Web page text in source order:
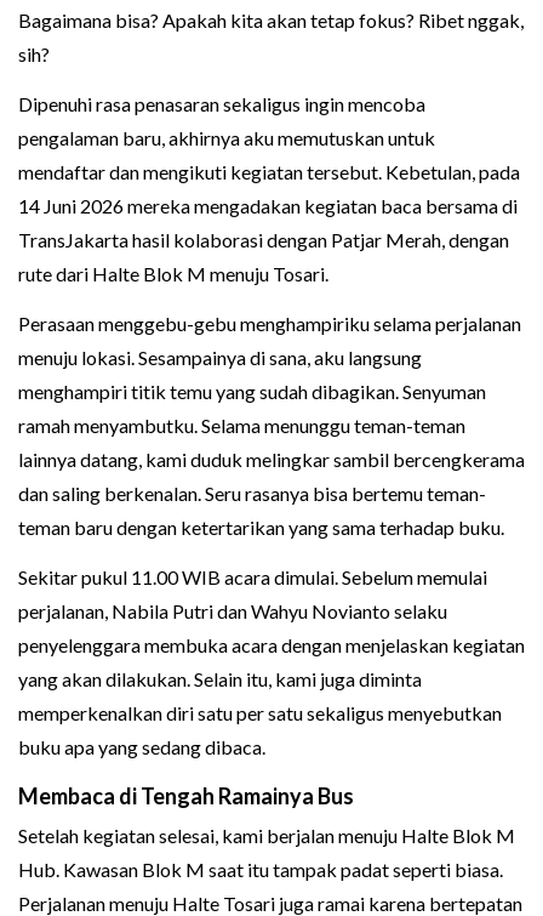
Bagaimana bisa? Apakah kita akan tetap fokus? Ribet nggak,
sih?
Dipenuhi rasa penasaran sekaligus ingin mencoba
pengalaman baru, akhirnya aku memutuskan untuk
mendaftar dan mengikuti kegiatan tersebut. Kebetulan, pada
14 Juni 2026 mereka mengadakan kegiatan baca bersama di
TransJakarta hasil kolaborasi dengan Patjar Merah, dengan
rute dari Halte Blok M menuju Tosari.
Perasaan menggebu-gebu menghampiriku selama perjalanan
menuju lokasi. Sesampainya di sana, aku langsung
menghampiri titik temu yang sudah dibagikan. Senyuman
ramah menyambutku. Selama menunggu teman-teman
lainnya datang, kami duduk melingkar sambil bercengkerama
dan saling berkenalan. Seru rasanya bisa bertemu teman-
teman baru dengan ketertarikan yang sama terhadap buku.
Sekitar pukul 11.00 WIB acara dimulai. Sebelum memulai
perjalanan, Nabila Putri dan Wahyu Novianto selaku
penyelenggara membuka acara dengan menjelaskan kegiatan
yang akan dilakukan. Selain itu, kami juga diminta
memperkenalkan diri satu per satu sekaligus menyebutkan
buku apa yang sedang dibaca.
Membaca di Tengah Ramainya Bus
Setelah kegiatan selesai, kami berjalan menuju Halte Blok M
Hub. Kawasan Blok M saat itu tampak padat seperti biasa.
Perjalanan menuju Halte Tosari juga ramai karena bertepatan